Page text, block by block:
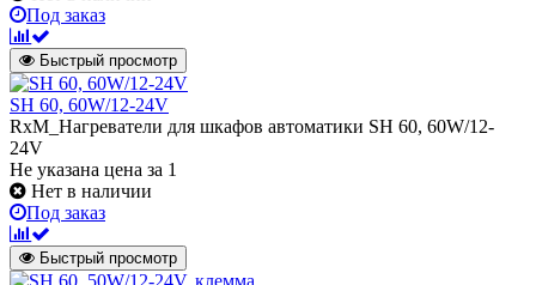
Под заказ
Быстрый просмотр
SH 60, 60W/12-24V
RxM_Нагреватели для шкафов автоматики SH 60, 60W/12-
24V
Не указана цена за 1
Нет в наличии
Под заказ
Быстрый просмотр